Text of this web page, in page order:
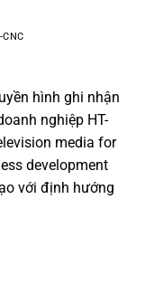
hình ghi nhận
nghiệp HT-
media for
development
với định hướng